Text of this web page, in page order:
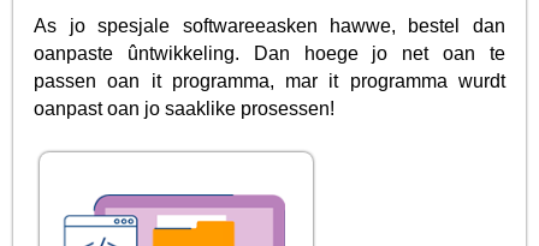
As jo spesjale softwareeasken hawwe, bestel dan
oanpaste ûntwikkeling. Dan hoege jo net oan te
passen oan it programma, mar it programma wurdt
oanpast oan jo saaklike prosessen!